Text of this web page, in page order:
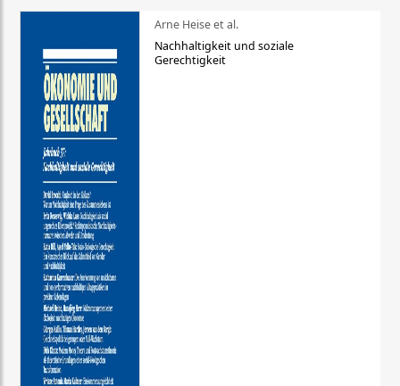
Arne Heise et al.
Nachhaltigkeit und soziale
Gerechtigkeit